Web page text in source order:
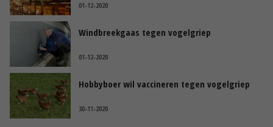
01-12-2020
Windbreekgaas tegen vogelgriep
01-12-2020
Hobbyboer wil vaccineren tegen vogelgriep
30-11-2020